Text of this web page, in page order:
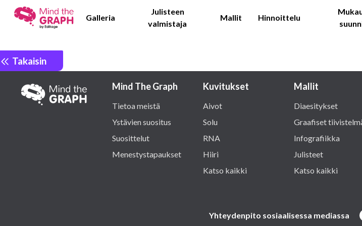
Galleria
Julisteen
valmistaja
Mallit Hinnoittelu
Takaisin
Mind The Graph
Tietoa meistä
Ystävien suositus
Suosittelut
Menestystapaukset
Kuvitukset
Aivot
Solu
RNA
Hiiri
Katso kaikki
Mallit
Diaesitykset
Graafiset
Infografiikka
Julisteet
Katso kaikki
Yhteydenpito sosiaalisessa mediassa